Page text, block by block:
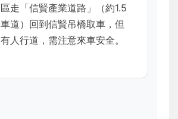
走「信賢產業道路」（約1.5
道）回到信賢吊橋取車，但
人行道，需注意來車安全。